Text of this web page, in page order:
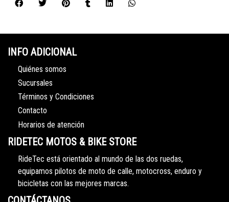
INFO ADICIONAL
Quiénes somos
Sucursales
Términos y Condiciones
Contacto
Horarios de atención
RIDETEC MOTOS & BIKE STORE
RideTec está orientado al mundo de las dos ruedas,
equipamos pilotos de moto de calle, motocross, enduro y
bicicletas con las mejores marcas.